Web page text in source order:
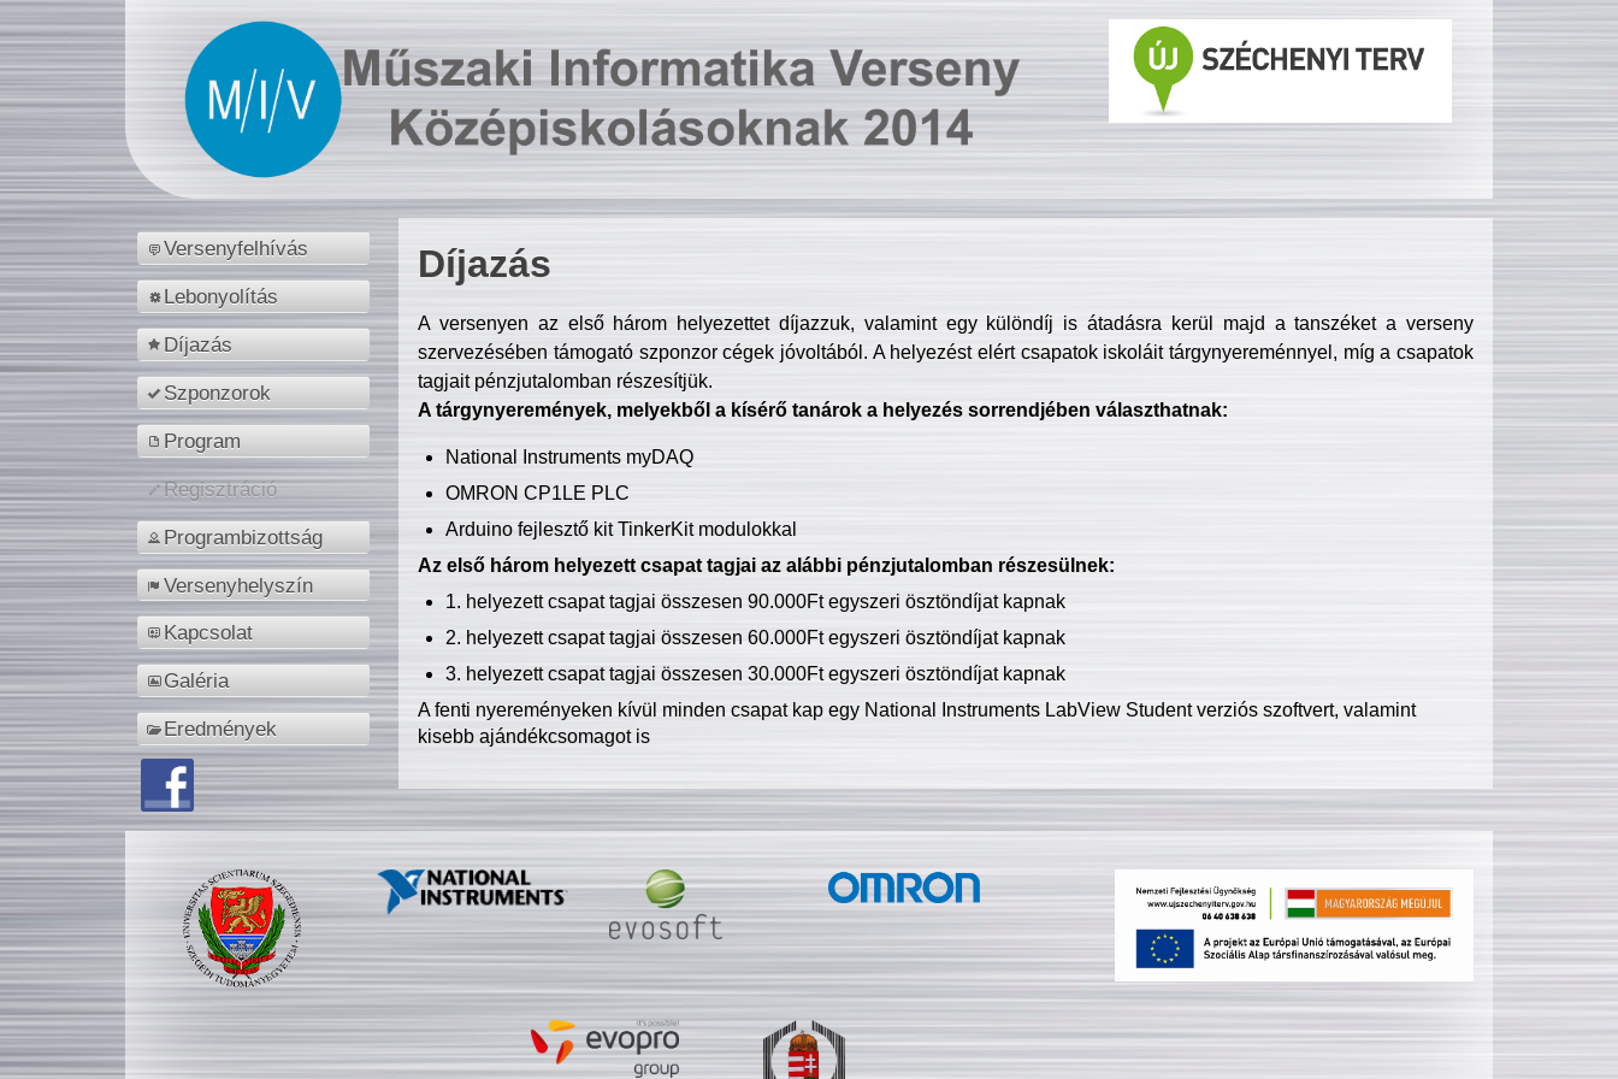
Versenyfelhívás
Lebonyolítás
Díjazás
Szponzorok
Program
Regisztráció
Programbizottság
Versenyhelyszín
Kapcsolat
Galéria
Eredmények
Díjazás
A versenyen az első három helyezettet díjazzuk, valamint egy különdíj is átadásra kerül majd a tanszéket a verseny
szervezésében támogató szponzor cégek jóvoltából. A helyezést elért csapatok iskoláit tárgynyereménnyel, míg a csapatok
tagjait pénzjutalomban részesítjük.
A tárgynyeremények, melyekből a kísérő tanárok a helyezés sorrendjében választhatnak:
National Instruments myDAQ
OMRON CP1LE PLC
Arduino fejlesztő kit TinkerKit modulokkal
Az első három helyezett csapat tagjai az alábbi pénzjutalomban részesülnek:
1. helyezett csapat tagjai összesen 90.000Ft egyszeri ösztöndíjat kapnak
2. helyezett csapat tagjai összesen 60.000Ft egyszeri ösztöndíjat kapnak
3. helyezett csapat tagjai összesen 30.000Ft egyszeri ösztöndíjat kapnak
A fenti nyereményeken kívül minden csapat kap egy National Instruments LabView Student verziós szoftvert, valamint
kisebb ajándékcsomagot is